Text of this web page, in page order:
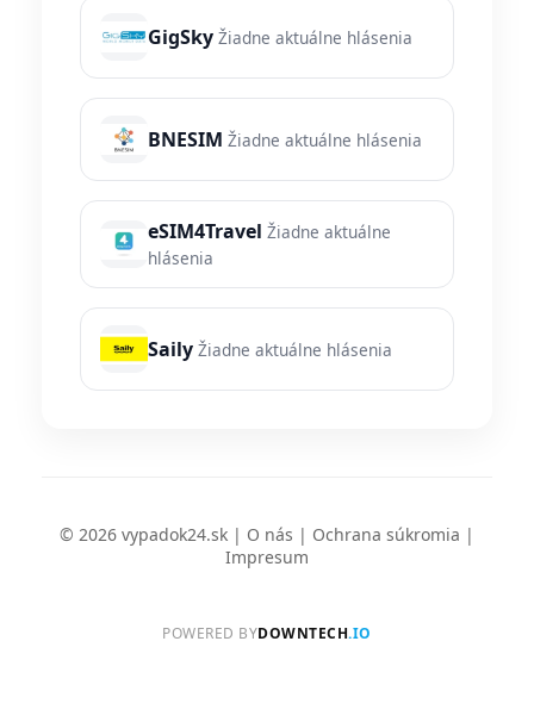
GigSky Žiadne aktuálne hlásenia
BNESIM Žiadne aktuálne hlásenia
eSIM4Travel Žiadne aktuálne
hlásenia
Saily Žiadne aktuálne hlásenia
© 2026 vypadok24.sk | O nás | Ochrana súkromia |
Impresum
POWERED BYDOWNTECH.IO